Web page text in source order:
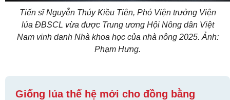
Tiến sĩ Nguyễn Thúy Kiều Tiên, Phó Viện trưởng Viện
lúa ĐBSCL vừa được Trung ương Hội Nông dân Việt
Nam vinh danh Nhà khoa học của nhà nông 2025. Ảnh:
Phạm Hưng.
Giống lúa thế hệ mới cho đồng bằng